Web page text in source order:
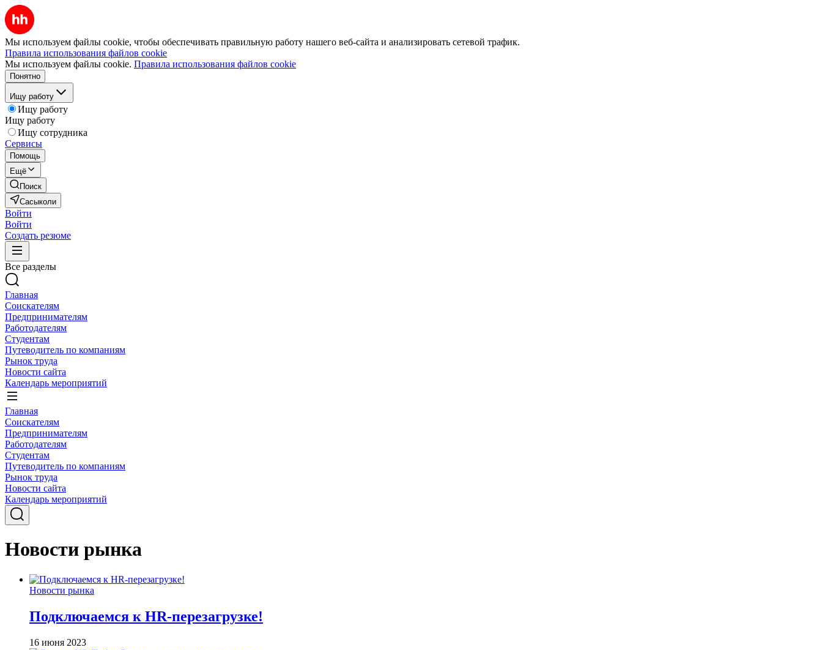
Мы используем файлы cookie, чтобы обеспечивать правильную работу нашего веб-сайта и анализировать сетевой трафик.
Правила использования файлов cookie
Мы используем файлы cookie. Правила использования файлов cookie
Понятно
Ищу работу
Ищу работу
Ищу работу
Ищу сотрудника
Сервисы
Помощь
Ещё
Поиск
Сасыколи
Войти
Войти
Создать резюме
Все разделы
Главная
Соискателям
Предпринимателям
Работодателям
Студентам
Путеводитель по компаниям
Рынок труда
Новости сайта
Календарь мероприятий
Главная
Соискателям
Предпринимателям
Работодателям
Студентам
Путеводитель по компаниям
Рынок труда
Новости сайта
Календарь мероприятий
Новости рынка
Новости рынка
Подключаемся к HR-перезагрузке!
16 июня 2023